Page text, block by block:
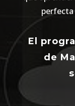
El
de